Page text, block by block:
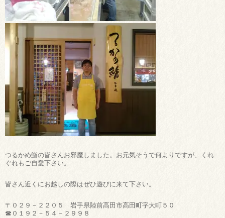
つるかめ鮨の皆さんお邪魔しました。お元気そうで何よりですが、くれ
ぐれもご自愛下さい。
皆さん近くにお越しの際はぜひ遊びに来て下さい。
〒０２９－２２０５ 岩手県陸前高田市高田町字大町５０
☎０１９２－５４－２９９８